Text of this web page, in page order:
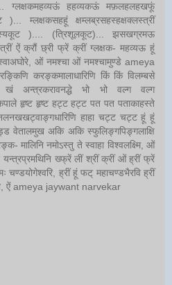
ग्लक्षकमहव्यऊं हहव्यकऊं मफ़लहलहखफूं
म्लक्षकसहहूं क्षम्लब्रसहस्हक्षक्लस्त्रीं
).... (त्रिशूलकूट)... झसखग्रमऊ
ऐं क्रौं छ्री फ्रें क्रीं ग्लक्षक- महव्यऊ हूं
स्वाअघोरे, ओं नमश्चा ओं नमश्चामुण्डे ameya
करङ्कमालाधारिणि किं किं विलम्बसे
खं अन्त्रकरावनद्धे भो भो वल्ग वल्ग
हृष्ट हृष्ट हट्ट हट्ट पत पत पताकाहस्ते
हाहा चट्ट चट्ट हूं हूं
वेतालमुख अकि अकि स्फुलिङ्गपिङ्गलाक्षि
मालिनि नमोऽस्तु ते स्वाहा विश्वलक्ष्मि, ओं
यन्त्रप्रमथिनि ख्फ्रें लीं श्रीं क्रीं ओं ह्रीं फ्रें
चण्डयोगेश्वरि, ह्रीं हूं फट् महाचण्डभैरवि ह्रीं
ऐं ameya jaywant narvekar